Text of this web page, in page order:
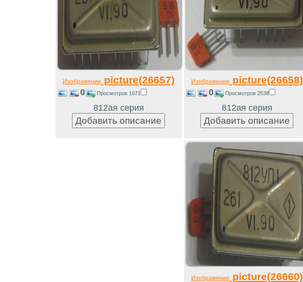
Изображение picture(26657)
0 Просмотров 1671
812ая серия
Изображение picture(26658)
0 Просмотров 2538
812ая серия
Изображение picture(26660)